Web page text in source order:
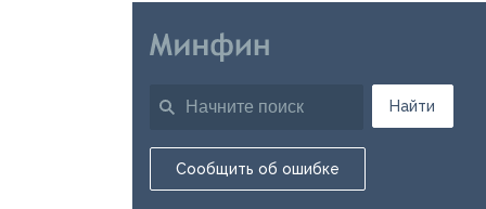
Найти
Сообщить об ошибке